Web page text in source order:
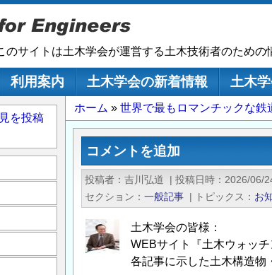
のサイトは土木学会が運営する土木技術者のための
ョン
利用案内 土木学会の新着情報
土木
パ
ン
ず
ホーム 世界で最もロマンチックな鉄
コメントを追加
投稿者 吉川弘道 | 投稿日時
2026/06/
セクション
一般記事 | トピックス お
土木学会の皆様：
WEBサイト『土木ウォッ
各記事に示した土木構造物
を投稿